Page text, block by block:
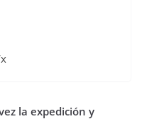
la expedición y